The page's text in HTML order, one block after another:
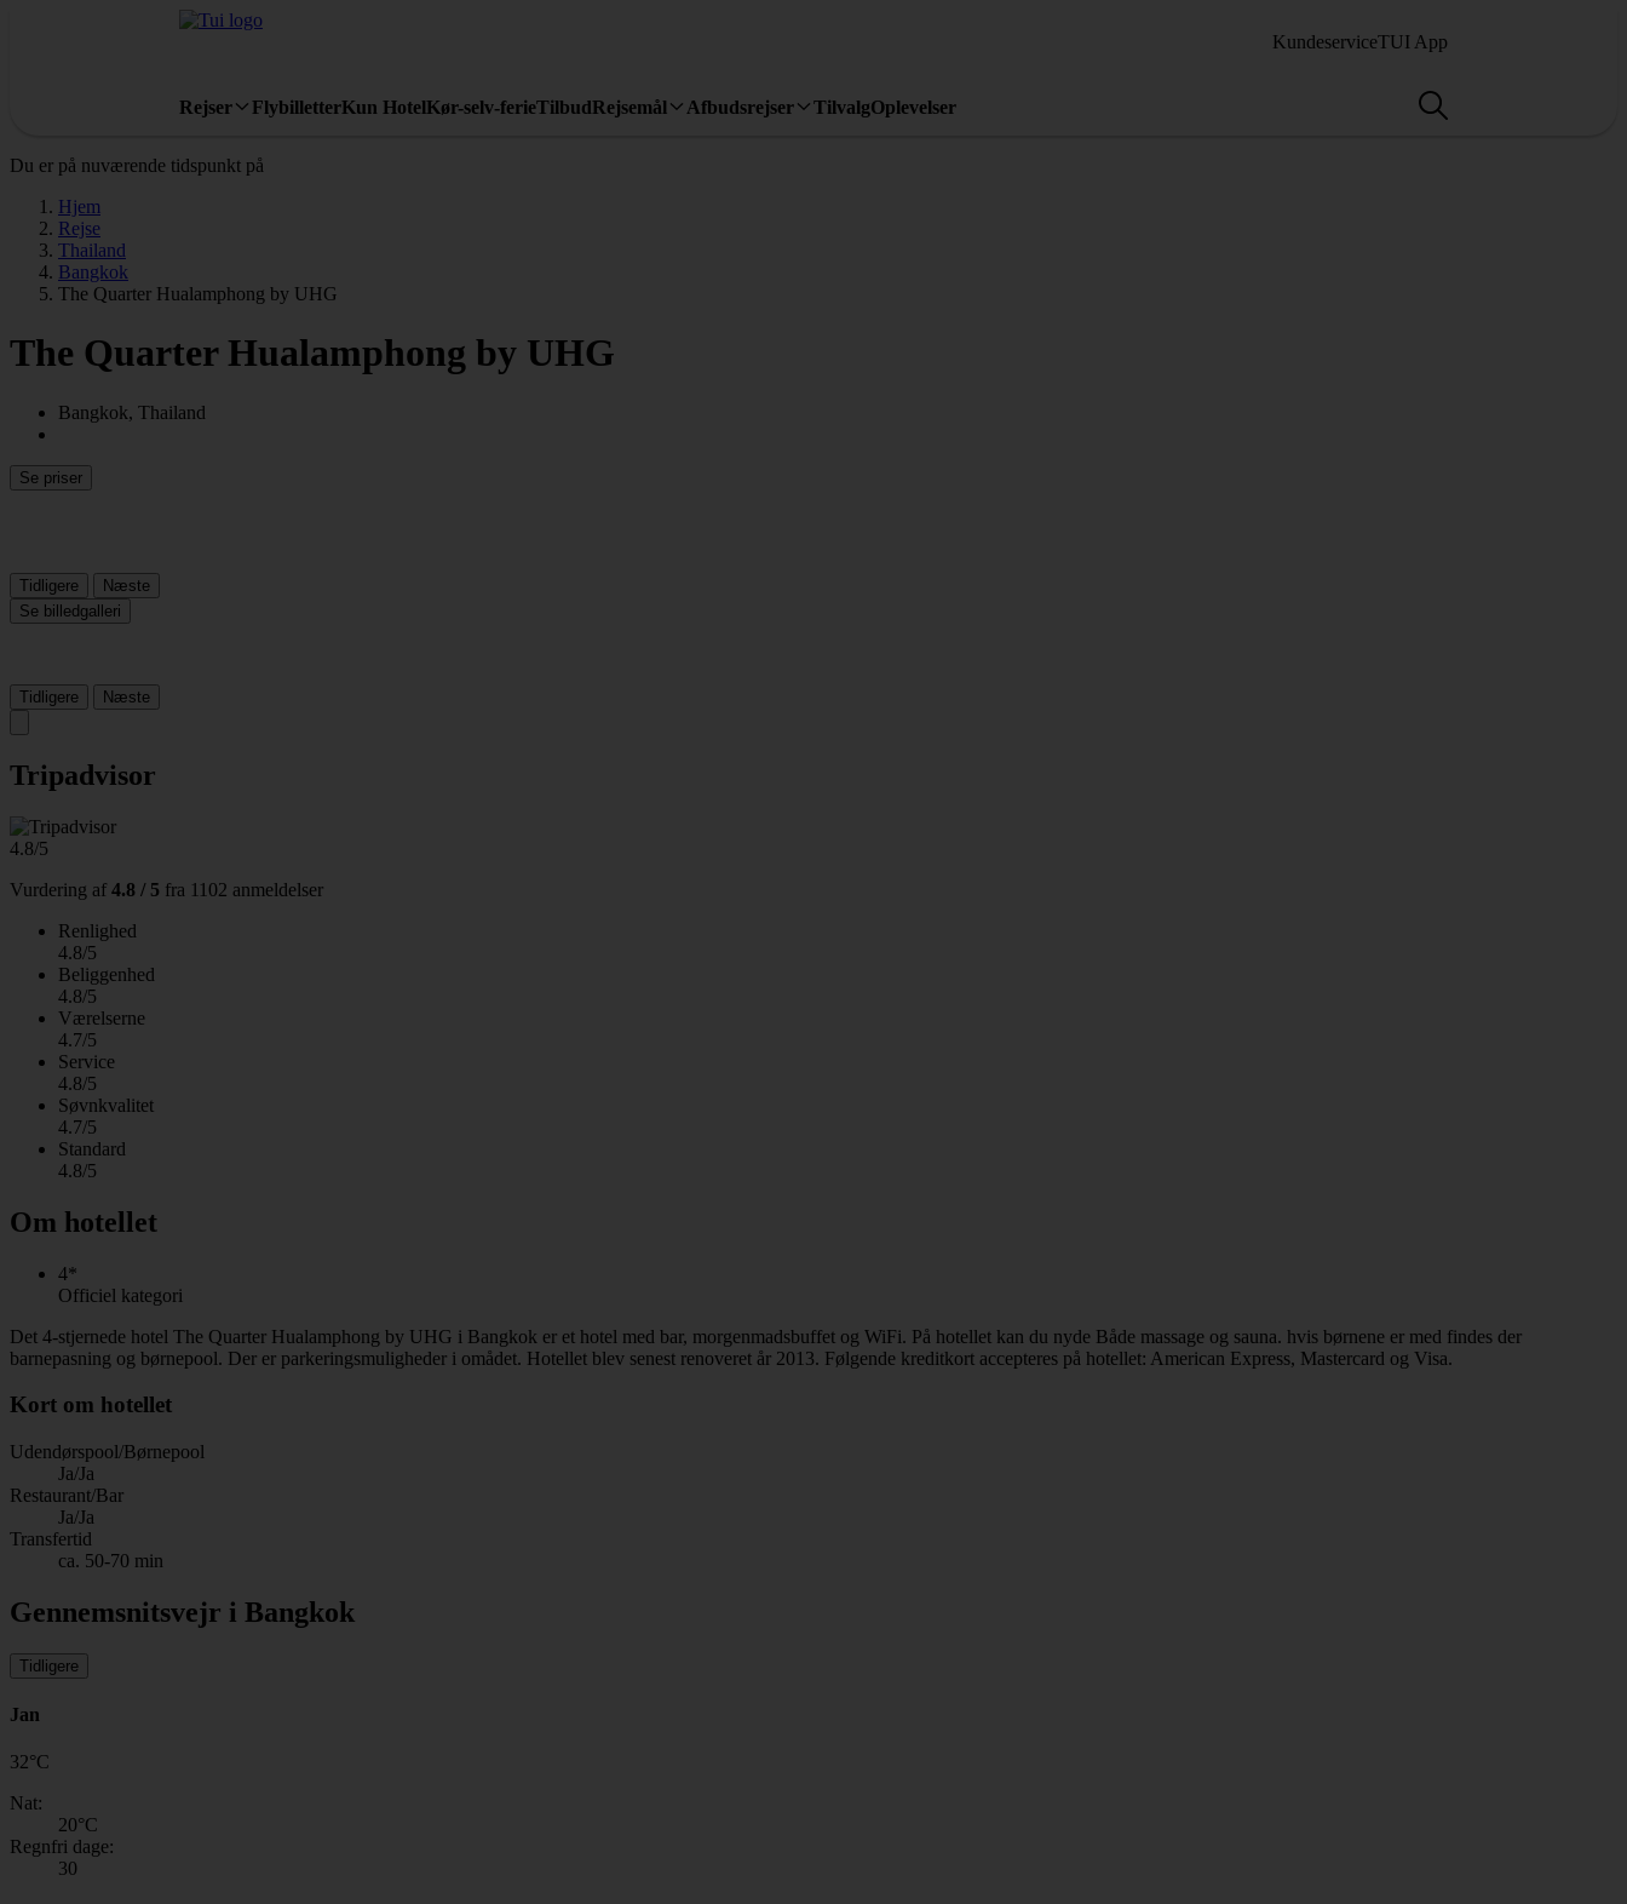
KundeserviceTUI App
Rejser FlybilletterKun HotelKør-selv-ferieTilbudRejsemål Afbudsrejser TilvalgOplevelser
Du er på nuværende tidspunkt på
Hjem
Rejse
Thailand
Bangkok
The Quarter Hualamphong by UHG
The Quarter Hualamphong by UHG
Bangkok, Thailand
Se priser
Tidligere
Næste
Se billedgalleri
Tidligere Næste
Tripadvisor
4.8/5
Vurdering af 4.8 / 5 fra 1102 anmeldelser
Renlighed
4.8/5
Beliggenhed
4.8/5
Værelserne
4.7/5
Service
4.8/5
Søvnkvalitet
4.7/5
Standard
4.8/5
Om hotellet
4*
Officiel kategori
Det 4-stjernede hotel The Quarter Hualamphong by UHG i Bangkok er et hotel med bar, morgenmadsbuffet og WiFi. På hotellet kan du nyde Både massage og sauna. hvis børnene er med findes der
barnepasning og børnepool. Der er parkeringsmuligheder i omådet. Hotellet blev senest renoveret år 2013. Følgende kreditkort accepteres på hotellet: American Express, Mastercard og Visa.
Kort om hotellet
Udendørspool/Børnepool
Ja/Ja
Restaurant/Bar
Ja/Ja
Transfertid
ca. 50-70 min
Gennemsnitsvejr i Bangkok
Tidligere
Jan
32°C
Nat:
20°C
Regnfri dage:
30